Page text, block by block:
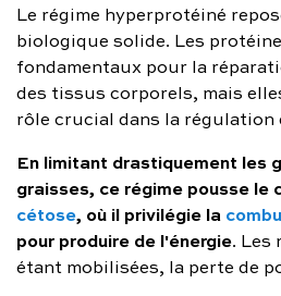
Le régime hyperprotéiné
biologique solide. Les
fondamentaux pour la
des tissus corporels, mais
rôle crucial dans la régulation
En limitant drastiquement les
graisses, ce régime pousse le
cétose, où il privilégie la
pour produire de l'énergie. Les
étant mobilisées, la perte de